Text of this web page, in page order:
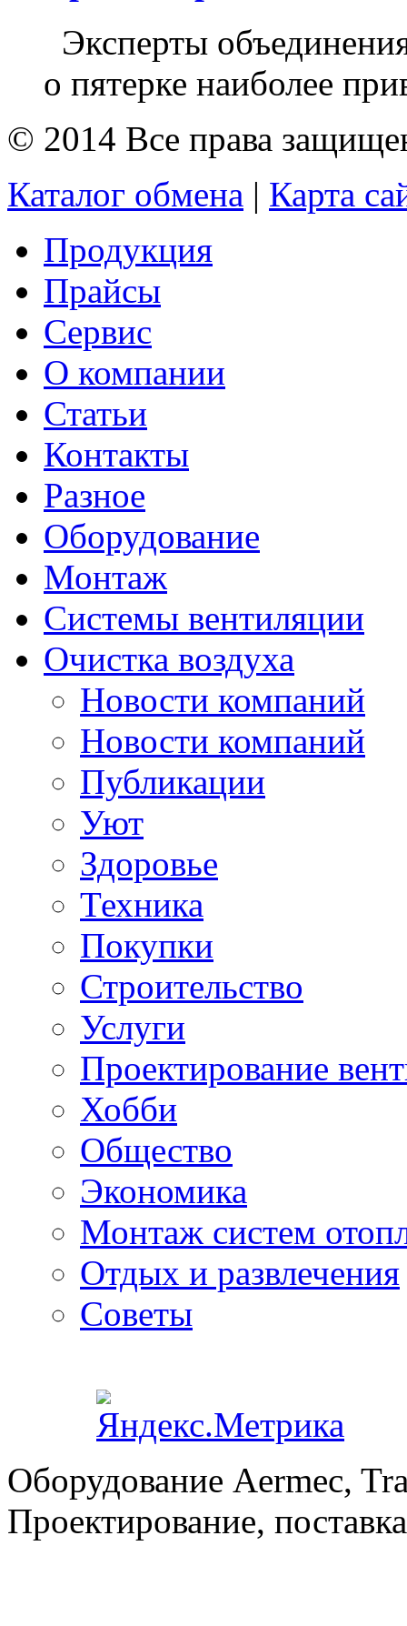
Эксперты
о пятерке наиболее
© 2014 Все права
Каталог обмена | Карта
Продукция
Прайсы
Сервис
О компании
Статьи
Контакты
Разное
Оборудование
Монтаж
Системы вентиляции
Очистка воздуха
Новости компаний
Новости компаний
Публикации
Уют
Здоровье
Техника
Покупки
Строительство
Услуги
Проектирование
Хобби
Общество
Экономика
Монтаж систем
Отдых и развлечения
Советы
Оборудование Aermec,
Проектирование,